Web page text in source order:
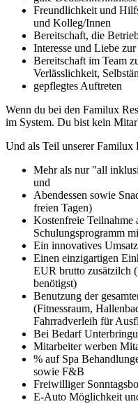
Freundlichkeit und
und Kolleg/Innen
Bereitschaft, die
Interesse und Liebe
Bereitschaft im Team
Verlässlichkeit,
gepflegtes Auftreten
Wenn du bei den Familux
im System. Du bist kein
Und als Teil unserer
Mehr als nur "all
und
Abendessen sowie
freien Tagen)
Kostenfreie Teilnahme
Schulungsprogramm
Ein innovatives
Einen einzigartigen
EUR brutto zusätzilch
benötigst)
Benutzung der
(Fitnessraum,
Fahrradverleih für
Bei Bedarf
Mitarbeiter werben
% auf Spa
sowie F&B
Freiwilliger
E-Auto Möglichkeit